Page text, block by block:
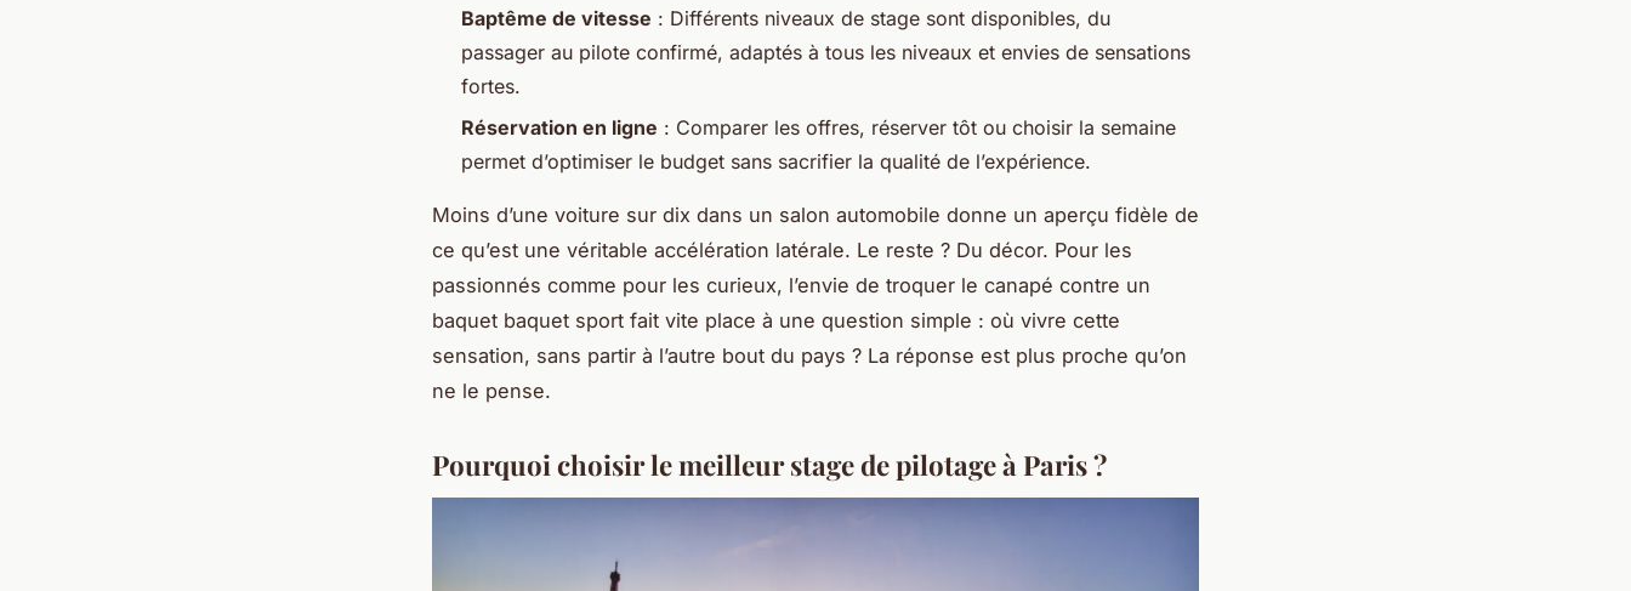
Baptême de vitesse : Différents niveaux de stage sont disponibles, du
passager au pilote confirmé, adaptés à tous les niveaux et envies de sensations
fortes.
Réservation en ligne : Comparer les offres, réserver tôt ou choisir la semaine
permet d’optimiser le budget sans sacrifier la qualité de l’expérience.
Moins d’une voiture sur dix dans un salon automobile donne un aperçu fidèle de
ce qu’est une véritable accélération latérale. Le reste ? Du décor. Pour les
passionnés comme pour les curieux, l’envie de troquer le canapé contre un
baquet baquet sport fait vite place à une question simple : où vivre cette
sensation, sans partir à l’autre bout du pays ? La réponse est plus proche qu’on
ne le pense.
Pourquoi choisir le meilleur stage de pilotage à Paris ?